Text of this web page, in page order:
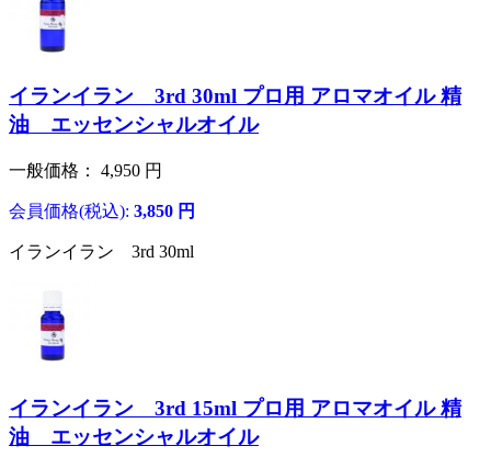
イランイラン 3rd 30ml プロ用 アロマオイル 精
油 エッセンシャルオイル
一般価格： 4,950 円
会員価格(税込): 3,850 円
イランイラン 3rd 30ml
イランイラン 3rd 15ml プロ用 アロマオイル 精
油 エッセンシャルオイル